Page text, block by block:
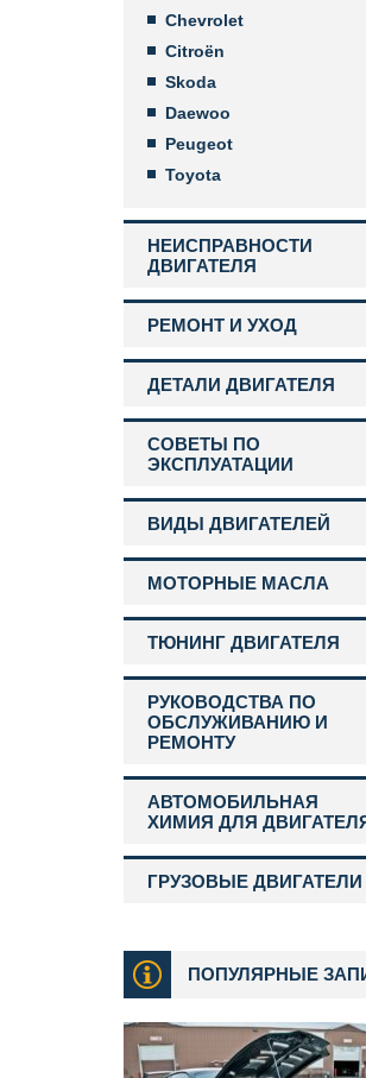
Chevrolet
Citroën
Skoda
Daewoo
Peugeot
Toyota
НЕИСПРАВНОСТИ
ДВИГАТЕЛЯ
РЕМОНТ И УХОД
ДЕТАЛИ ДВИГАТЕЛЯ
СОВЕТЫ ПО
ЭКСПЛУАТАЦИИ
ВИДЫ ДВИГАТЕЛЕЙ
МОТОРНЫЕ МАСЛА
ТЮНИНГ ДВИГАТЕЛЯ
РУКОВОДСТВА ПО
ОБСЛУЖИВАНИЮ И
РЕМОНТУ
АВТОМОБИЛЬНАЯ
ХИМИЯ ДЛЯ
ГРУЗОВЫЕ ДВИГАТЕЛИ
ПОПУЛЯРНЫЕ